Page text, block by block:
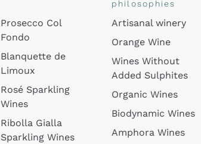
Prosecco Col
Fondo
Blanquette de
Limoux
Rosé Sparkling
Wines
Ribolla Gialla
Sparkling Wines
philosophies
Artisanal winery
Orange Wine
Wines Without
Added Sulphites
Organic Wines
Biodynamic Wines
Amphora Wines